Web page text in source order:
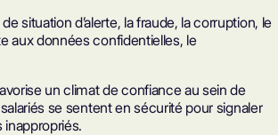
situation d’alerte, la fraude, la corruption, le
aux données confidentielles, le
un climat de confiance au sein de
salariés se sentent en sécurité pour signaler